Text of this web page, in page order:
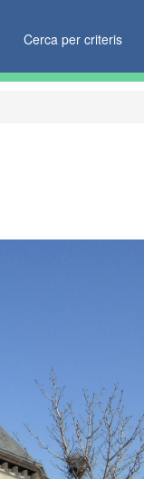
Cerca per criteris